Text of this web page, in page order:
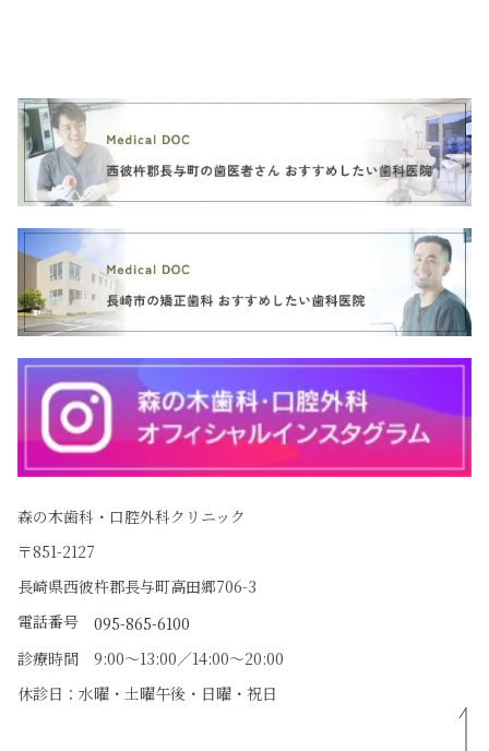
森の木歯科・口腔外科クリニック
〒851-2127
長崎県西彼杵郡長与町高田郷706-3
電話番号 095-865-6100
診療時間 9:00〜13:00／14:00〜20:00
休診日：水曜・土曜午後・日曜・祝日